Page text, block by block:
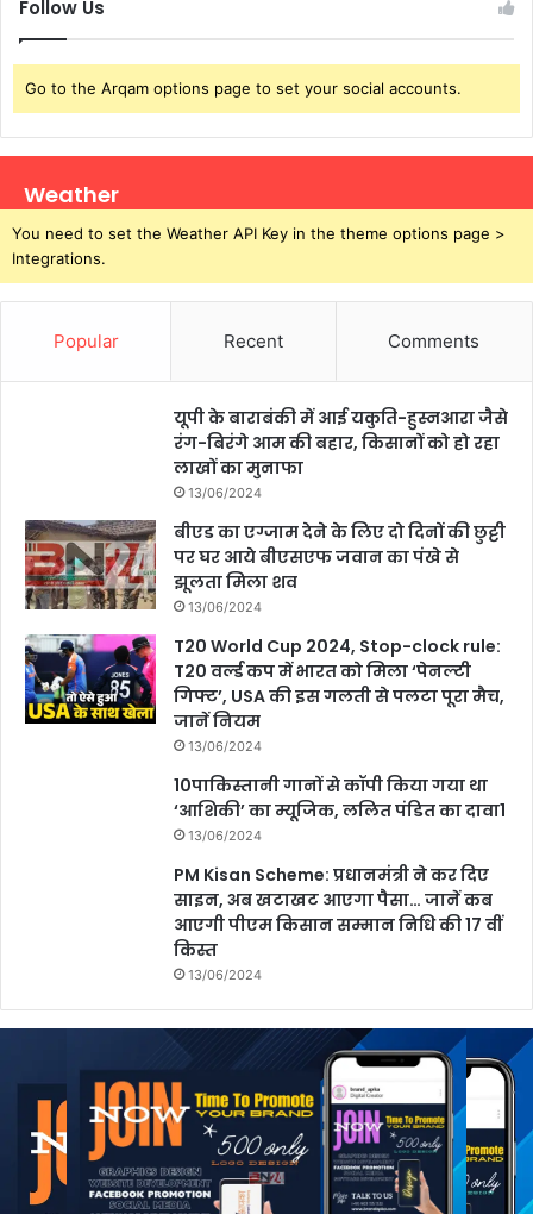
व
र
ए
स
स
बी
ने
कि
या
फ्ता
या
था
'
आ
शि
की
'
का
म्यू
जि
क
,
पं
1
Follow Us
Go to the Arqam options page to set your social accounts.
Weather
You need to set the Weather API Key in the theme options page >
Integrations.
Popular Recent Comments
यूपी के बाराबंकी में आई यकुति-हुस्नआरा जैसे
रंग-बिरंगे आम की बहार, किसानों को हो रहा
लाखों का मुनाफा
13/06/2024
बीएड का एग्जाम देने के लिए दो दिनों की छुट्टी
पर घर आये बीएसएफ जवान का पंखे से
झूलता मिला शव
13/06/2024
T20 World Cup 2024, Stop-clock rule:
T20 वर्ल्ड कप में भारत को म‍िला ‘पेनल्टी
ग‍िफ्ट’, USA की इस गलती से पलटा पूरा मैच,
जानें नियम
13/06/2024
10पाकिस्तानी गानों से कॉपी किया गया था
‘आशिकी’ का म्यूजिक, ललित पंडित का दावा1
13/06/2024
PM Kisan Scheme: प्रधानमंत्री ने कर दिए
साइन, अब खटाखट आएगा पैसा… जानें कब
आएगी पीएम किसान सम्मान निधि की 17 वीं
किस्त
13/06/2024